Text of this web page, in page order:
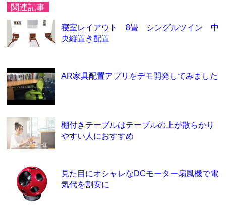
関連記事
寝室レイアウト 8畳 シングルツイン 中
央縦置き配置
AR家具配置アプリをデモ開発してみました
棚付きテーブルはテーブルの上が散らかり
やすい人におすすめ
見た目にオシャレなDCモーター扇風機で電
気代を割安に